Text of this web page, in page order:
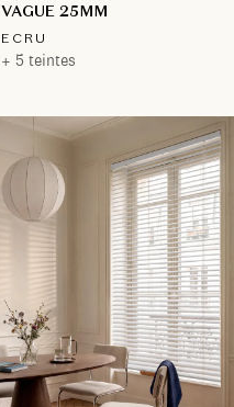
VAGUE 25MM
ECRU
+ 5 teintes